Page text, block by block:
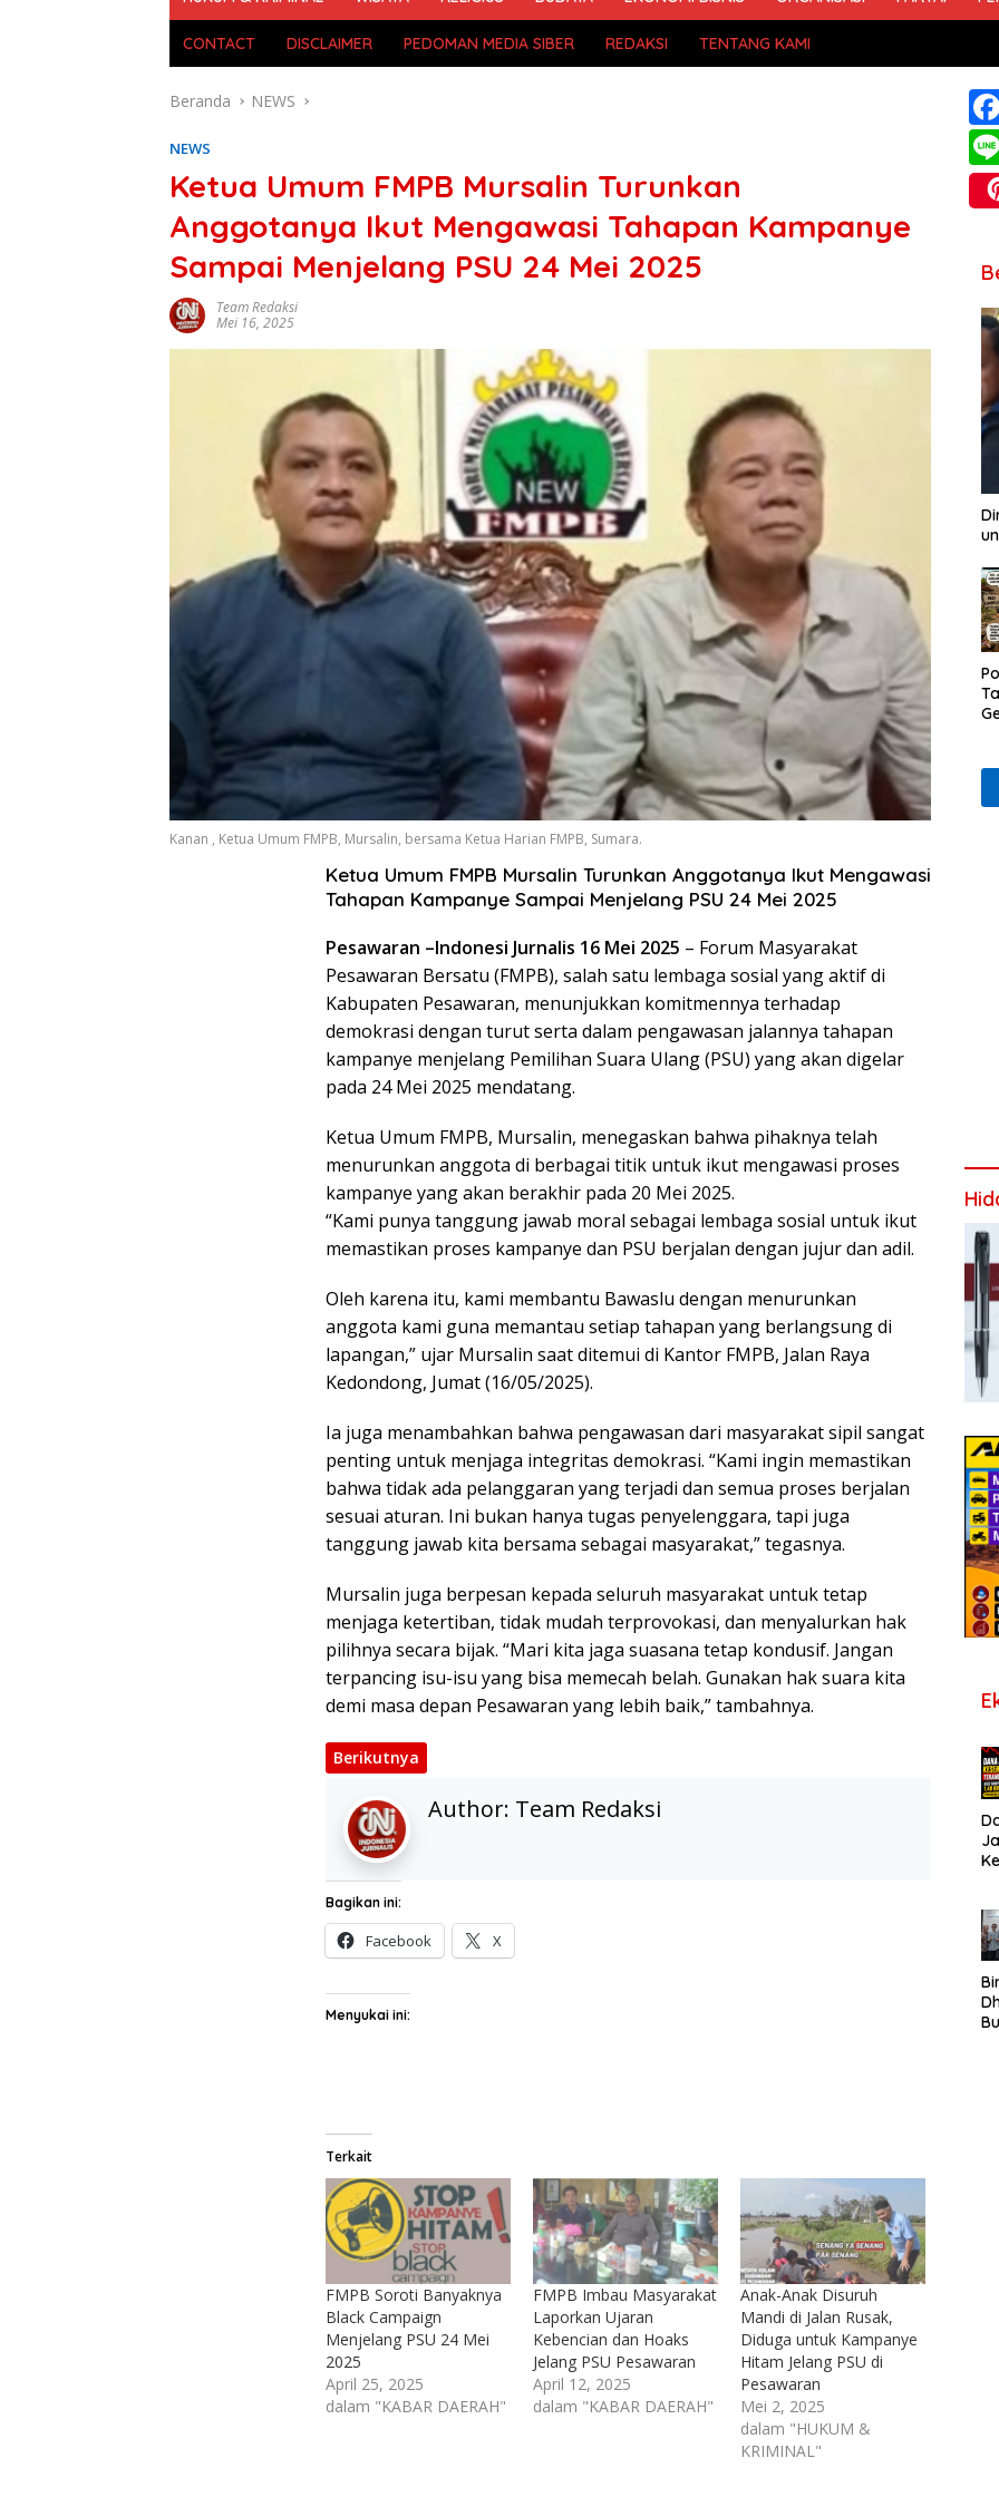
CONTACT DISCLAIMER PEDOMAN MEDIA SIBER REDAKSI TENTANG KAMI
Beranda NEWS
NEWS
Ketua Umum FMPB Mursalin Turunkan
Anggotanya Ikut Mengawasi Tahapan Kampanye
Sampai Menjelang PSU 24 Mei 2025
Team Redaksi
Mei 16, 2025
Kanan , Ketua Umum FMPB, Mursalin, bersama Ketua Harian FMPB, Sumara.
Ketua Umum FMPB Mursalin Turunkan Anggotanya Ikut Mengawasi
Tahapan Kampanye Sampai Menjelang PSU 24 Mei 2025
Pesawaran –Indonesi Jurnalis 16 Mei 2025 – Forum Masyarakat
Pesawaran Bersatu (FMPB), salah satu lembaga sosial yang aktif di
Kabupaten Pesawaran, menunjukkan komitmennya terhadap
demokrasi dengan turut serta dalam pengawasan jalannya tahapan
kampanye menjelang Pemilihan Suara Ulang (PSU) yang akan digelar
pada 24 Mei 2025 mendatang.
Ketua Umum FMPB, Mursalin, menegaskan bahwa pihaknya telah
menurunkan anggota di berbagai titik untuk ikut mengawasi proses
kampanye yang akan berakhir pada 20 Mei 2025.
“Kami punya tanggung jawab moral sebagai lembaga sosial untuk ikut
memastikan proses kampanye dan PSU berjalan dengan jujur dan adil.
Oleh karena itu, kami membantu Bawaslu dengan menurunkan
anggota kami guna memantau setiap tahapan yang berlangsung di
lapangan,” ujar Mursalin saat ditemui di Kantor FMPB, Jalan Raya
Kedondong, Jumat (16/05/2025).
Ia juga menambahkan bahwa pengawasan dari masyarakat sipil sangat
penting untuk menjaga integritas demokrasi. “Kami ingin memastikan
bahwa tidak ada pelanggaran yang terjadi dan semua proses berjalan
sesuai aturan. Ini bukan hanya tugas penyelenggara, tapi juga
tanggung jawab kita bersama sebagai masyarakat,” tegasnya.
Mursalin juga berpesan kepada seluruh masyarakat untuk tetap
menjaga ketertiban, tidak mudah terprovokasi, dan menyalurkan hak
pilihnya secara bijak. “Mari kita jaga suasana tetap kondusif. Jangan
terpancing isu-isu yang bisa memecah belah. Gunakan hak suara kita
demi masa depan Pesawaran yang lebih baik,” tambahnya.
Berikutnya
Author: Team Redaksi
Bagikan ini:
Facebook X
Menyukai ini:
Terkait
FMPB Soroti Banyaknya
Black Campaign
Menjelang PSU 24 Mei
2025
April 25, 2025
dalam "KABAR DAERAH"
FMPB Imbau Masyarakat
Laporkan Ujaran
Kebencian dan Hoaks
Jelang PSU Pesawaran
April 12, 2025
dalam "KABAR DAERAH"
Anak-Anak Disuruh
Mandi di Jalan Rusak,
Diduga untuk Kampanye
Hitam Jelang PSU di
Pesawaran
Mei 2, 2025
dalam "HUKUM &
KRIMINAL"